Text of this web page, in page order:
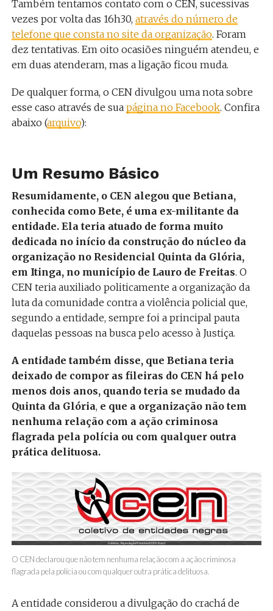
Também tentamos contato com o CEN, sucessivas
vezes por volta das 16h30, através do número de
telefone que consta no site da organização. Foram
dez tentativas. Em oito ocasiões ninguém atendeu, e
em duas atenderam, mas a ligação ficou muda.
De qualquer forma, o CEN divulgou uma nota sobre
esse caso através de sua página no Facebook. Confira
abaixo (arquivo):
Um Resumo Básico
Resumidamente, o CEN alegou que Betiana,
conhecida como Bete, é uma ex-militante da
entidade. Ela teria atuado de forma muito
dedicada no início da construção do núcleo da
organização no Residencial Quinta da Glória,
em Itinga, no município de Lauro de Freitas. O
CEN teria auxiliado politicamente a organização da
luta da comunidade contra a violência policial que,
segundo a entidade, sempre foi a principal pauta
daquelas pessoas na busca pelo acesso à Justiça.
A entidade também disse, que Betiana teria
deixado de compor as fileiras do CEN há pelo
menos dois anos, quando teria se mudado da
Quinta da Glória, e que a organização não tem
nenhuma relação com a ação criminosa
flagrada pela polícia ou com qualquer outra
prática delituosa.
O CEN declarou que não tem nenhuma relação com a ação criminosa
flagrada pela polícia ou com qualquer outra prática delituosa.
A entidade considerou a divulgação do crachá de